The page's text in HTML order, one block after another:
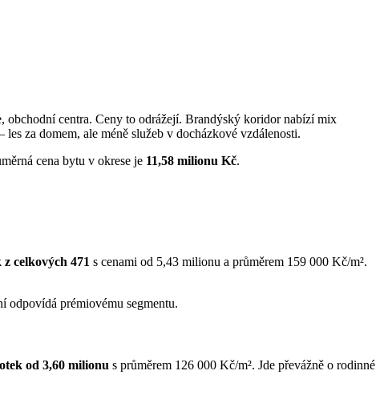
obchodní centra. Ceny to odrážejí. Brandýský koridor nabízí mix
za domem, ale méně služeb v docházkové vzdálenosti.
cena bytu v okrese je 11,58 milionu Kč.
celkových 471 s cenami od 5,43 milionu a průměrem 159 000 Kč/m².
odpovídá prémiovému segmentu.
od 3,60 milionu s průměrem 126 000 Kč/m². Jde převážně o rodinné